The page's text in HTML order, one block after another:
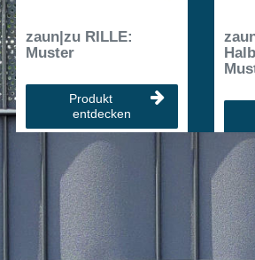
zaun|zu RILLE:
Muster
Produkt
entdecken